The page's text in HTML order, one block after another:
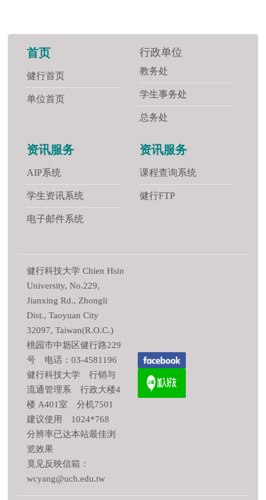
首页
健行首页
单位首页
行政单位
教务处
学生事务处
总务处
资讯服务
AIP系统
学生资讯系统
电子邮件系统
资讯服务
课程查询系统
健行FTP
健行科技大学 Chien Hsin
University, No.229,
Jianxing Rd., Zhongli
Dist., Taoyuan City
32097, Taiwan(R.O.C.)
桃园市中坜区健行路229
号 电话：03-4581196
健行科技大学 行销与
流通管理系 行政大楼4
楼 A401室 分机7501
建议使用 1024*768
分辨率已达本站最佳浏
览效果
竟见反映信箱：
wcyang@uch.edu.tw